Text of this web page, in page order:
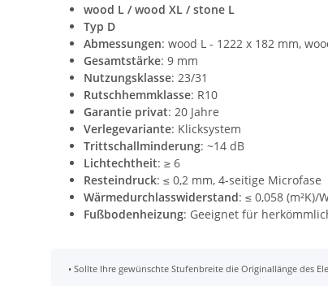
wood L / wood XL / stone L
Typ D
Abmessungen: wood L - 1222 x 182 mm,
Gesamtstärke: 9 mm
Nutzungsklasse: 23/31
Rutschhemmklasse: R10
Garantie privat: 20 Jahre
Verlegevariante: Klicksystem
Trittschallminderung: ~14 dB
Lichtechtheit: ≥ 6
Resteindruck: ≤ 0,2 mm, 4-seitige Microfase
Wärmedurchlasswiderstand: ≤ 0,058 (m²K)/
Fußbodenheizung: Geeignet für
• Sollte Ihre gewünschte Stufenbreite die Originallänge des